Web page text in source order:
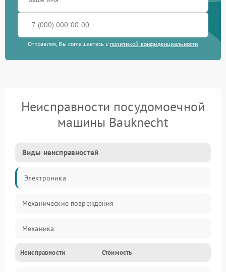
Отправляя, Вы соглашаетесь с политикой конфиденциальности
Неисправности посудомоечной
машины Bauknecht
Виды неисправностей
Электроника
Механические повреждения
Механика
Управление
Неисправности Стоимость